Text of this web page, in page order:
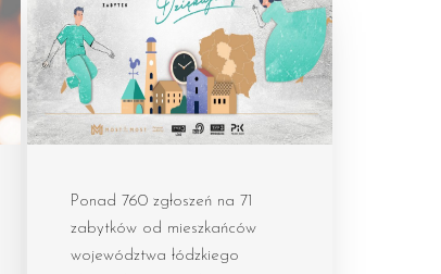
Ponad 760 zgłoszeń na 71
zabytków od mieszkańców
województwa łódzkiego